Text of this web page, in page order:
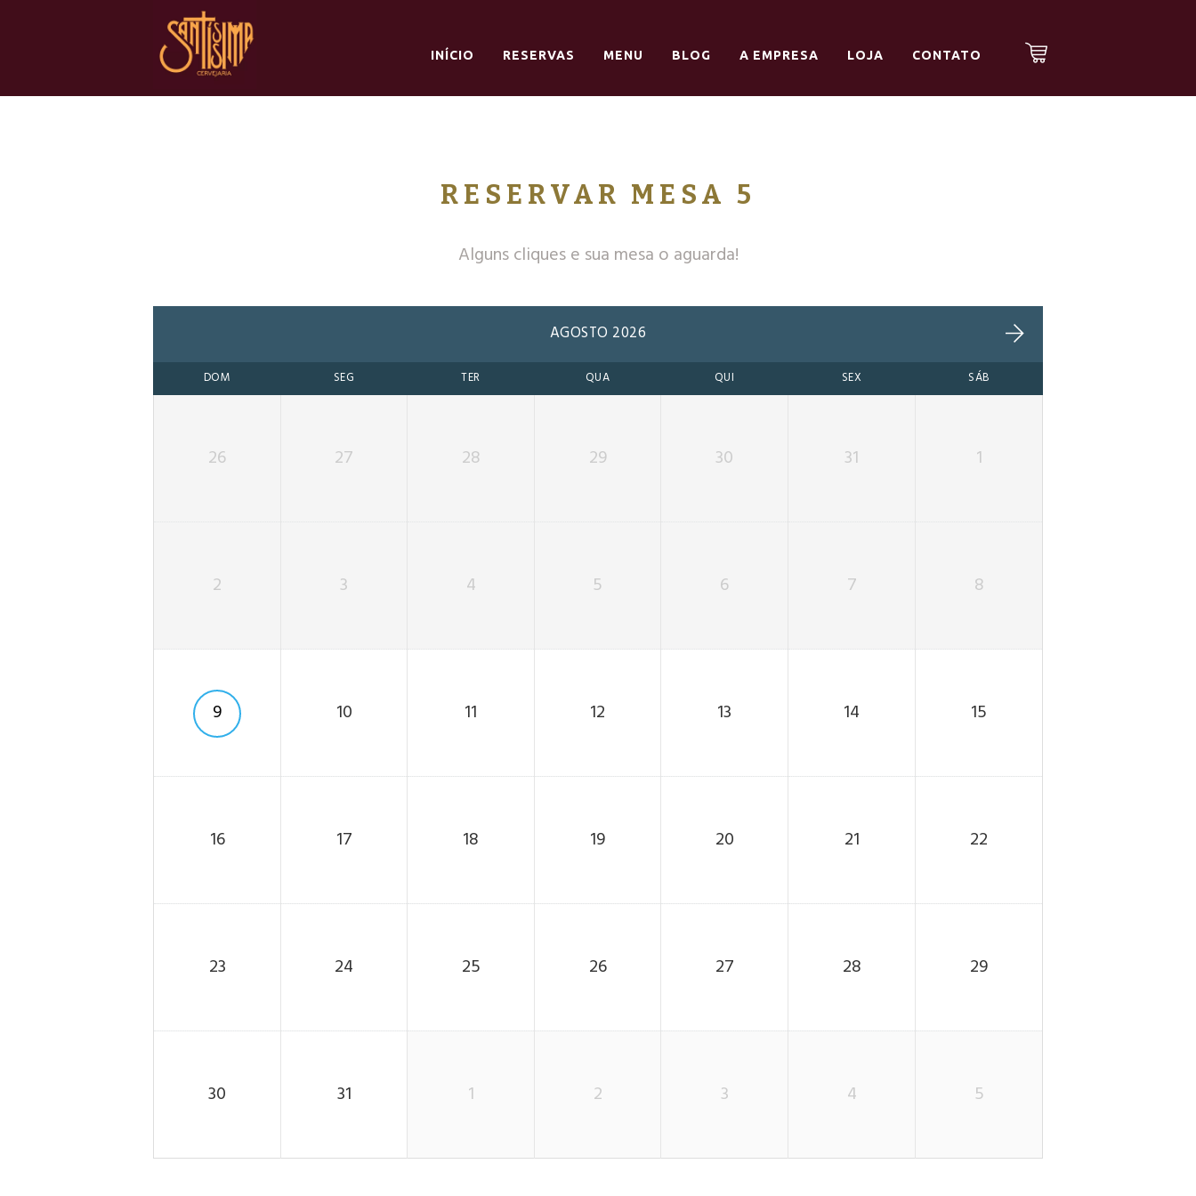
INÍCIO RESERVAS MENU BLOG A EMPRESA LOJA CONTATO
RESERVAR MESA 5
Alguns cliques e sua mesa o aguarda!
AGOSTO 2026
DOM SEG TER QUA QUI SEX SÁB
26 27 28 29 30 31 1
2 3 4 5 6 7 8
9 10 11 12 13 14 15
16 17 18 19 20 21 22
23 24 25 26 27 28 29
30 31 1 2 3 4 5